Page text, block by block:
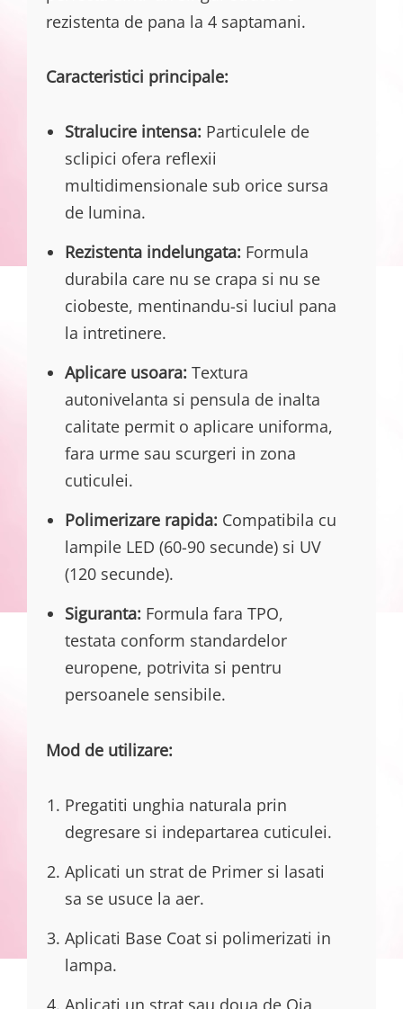
rezistenta de pana la 4 saptamani.
Caracteristici principale:
Stralucire intensa: Particulele de
sclipici ofera reflexii
multidimensionale sub orice sursa
de lumina.
Rezistenta indelungata: Formula
durabila care nu se crapa si nu se
ciobeste, mentinandu-si luciul pana
la intretinere.
Aplicare usoara: Textura
autonivelanta si pensula de inalta
calitate permit o aplicare uniforma,
fara urme sau scurgeri in zona
cuticulei.
Polimerizare rapida: Compatibila cu
lampile LED (60-90 secunde) si UV
(120 secunde).
Siguranta: Formula fara TPO,
testata conform standardelor
europene, potrivita si pentru
persoanele sensibile.
Mod de utilizare:
Pregatiti unghia naturala prin
degresare si indepartarea cuticulei.
Aplicati un strat de Primer si lasati
sa se usuce la aer.
Aplicati Base Coat si polimerizati in
lampa.
Aplicati un strat sau doua de Oja